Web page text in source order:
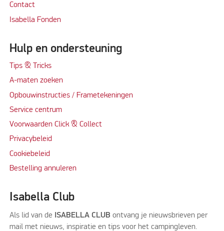
Contact
Isabella Fonden
Hulp en ondersteuning
Tips & Tricks
A-maten zoeken
Opbouwinstructies / Frametekeningen
Service centrum
Voorwaarden Click & Collect
Privacybeleid
Cookiebeleid
Bestelling annuleren
Isabella Club
Als lid van de ISABELLA CLUB ontvang je nieuwsbrieven per
mail met nieuws, inspiratie en tips voor het campingleven.